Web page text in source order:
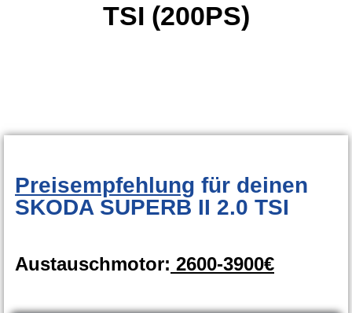
TSI (200PS)
Preisempfehlung für deinen
SKODA SUPERB II 2.0 TSI
Austauschmotor: 2600-3900€